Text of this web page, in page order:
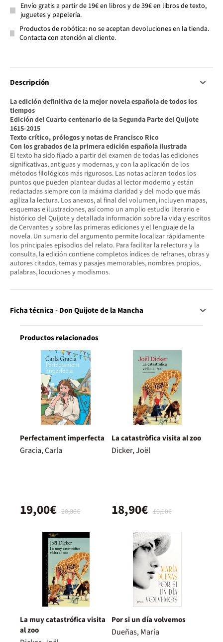
Envío gratis a partir de 19€ en libros y de 39€ en libros de texto,
juguetes y papelería.
Productos de robótica: no se aceptan devoluciones en la tienda.
Contacta con atención al cliente.
Descripción
La edición definitiva de la mejor novela española de todos los
tiempos
Edición del Cuarto centenario de la Segunda Parte del Quijote
1615-2015
Texto crítico, prólogos y notas de Francisco Rico
Con los grabados de la primera edición española ilustrada
El texto ha sido fijado a partir del examen de todas las ediciones
significativas, antiguas y modernas, y con la aplicación de los
métodos filológicos más rigurosos. Las notas aclaran todos los
puntos que pueden plantear dudas al lector moderno y están
redactadas siempre con la máxima claridad y del modo que más
agiliza la lectura. Los anexos, al final del volumen, incluyen mapas,
esquemas e ilustraciones, así como un amplio estudio literario e
histórico del Quijote y detallada información sobre la vida y escritos
de Cervantes y sobre las primeras ediciones y el lenguaje de la
novela. Un sumario del argumento permite localizar rápidamente
los principales episodios del relato. Para facilitar la relectura y la
consulta, la edición contiene completos índices de refranes, obras y
autores citados, temas y pasajes memorables, nombres propios,
palabras, locuciones y modismos.
Ficha técnica - Don Quijote de la Mancha
Productos relacionados
Perfectament imperfecta
Gracia, Carla
20,00€
19,00€
La catastròfica visita al zoo
Dicker, Joël
19,90€
18,90€
La muy catastrófica visita
al zoo
Por si un día volvemos
Dueñas, María